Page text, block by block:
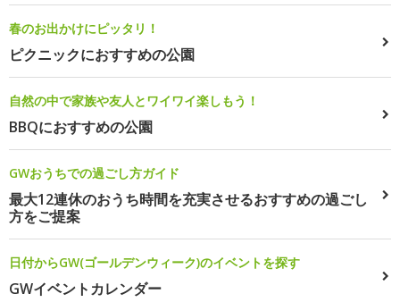
春のお出かけにピッタリ！
ピクニックにおすすめの公園
自然の中で家族や友人とワイワイ楽しもう！
BBQにおすすめの公園
GWおうちでの過ごし方ガイド
最大12連休のおうち時間を充実させるおすすめの過ごし
方をご提案
日付からGW(ゴールデンウィーク)のイベントを探す
GWイベントカレンダー